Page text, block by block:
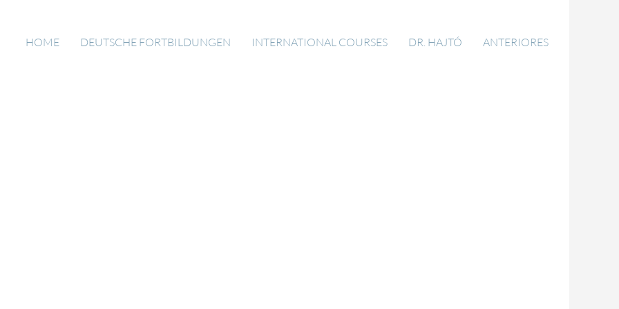
HOME DEUTSCHE FORTBILDUNGEN INTERNATIONAL COURSES DR. HAJTÓ ANTERIORES